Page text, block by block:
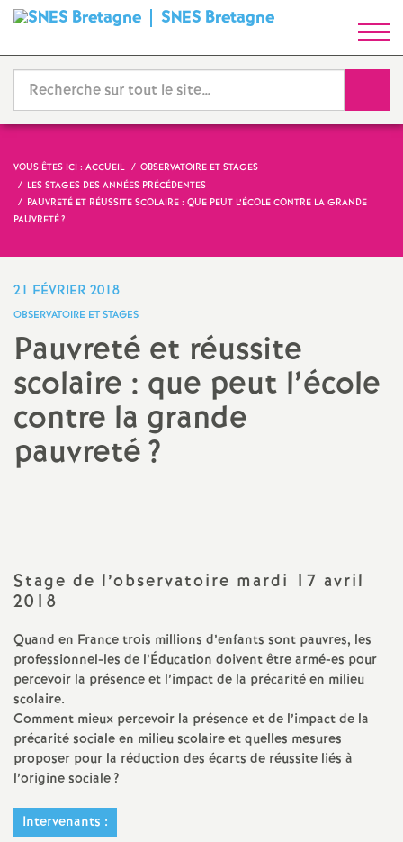
SNES BretagneS
y
n
i
c
t
N
o
n
a
l
d
VOUS ÊTES ICI : ACCUEIL
OBSERVATOIRE ET STAGES
LES STAGES DES ANNÉES PRÉCÉDENTES
PAUVRETÉ ET RÉUSSITE SCOLAIRE : QUE PEUT L’ÉCOLE CONTRE LA GRANDE
PAUVRETÉ?
21 FÉVRIER 2018
OBSERVATOIRE ET STAGES
Pauvreté et réussite
scolaire : que peut l’école
contre la grande
pauvreté?
Stage de l’observatoire mardi 17 avril
2018
Quand en France trois millions d’enfants sont pauvres, les
professionnel-les de l’Éducation doivent être armé-es pour
percevoir la présence et l’impact de la précarité en milieu
scolaire.
Comment mieux percevoir la présence et de l’impact de la
précarité sociale en milieu scolaire et quelles mesures
proposer pour la réduction des écarts de réussite liés à
l’origine sociale?
Intervenants :